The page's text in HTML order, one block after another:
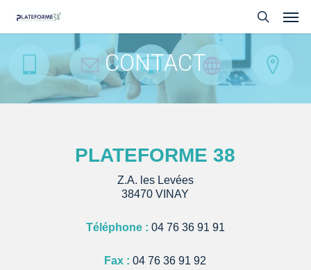
main
search
CONTACT
PLATEFORME 38
Z.A. les Levées
38470 VINAY
Téléphone : 04 76 36 91 91
Fax : 04 76 36 91 92